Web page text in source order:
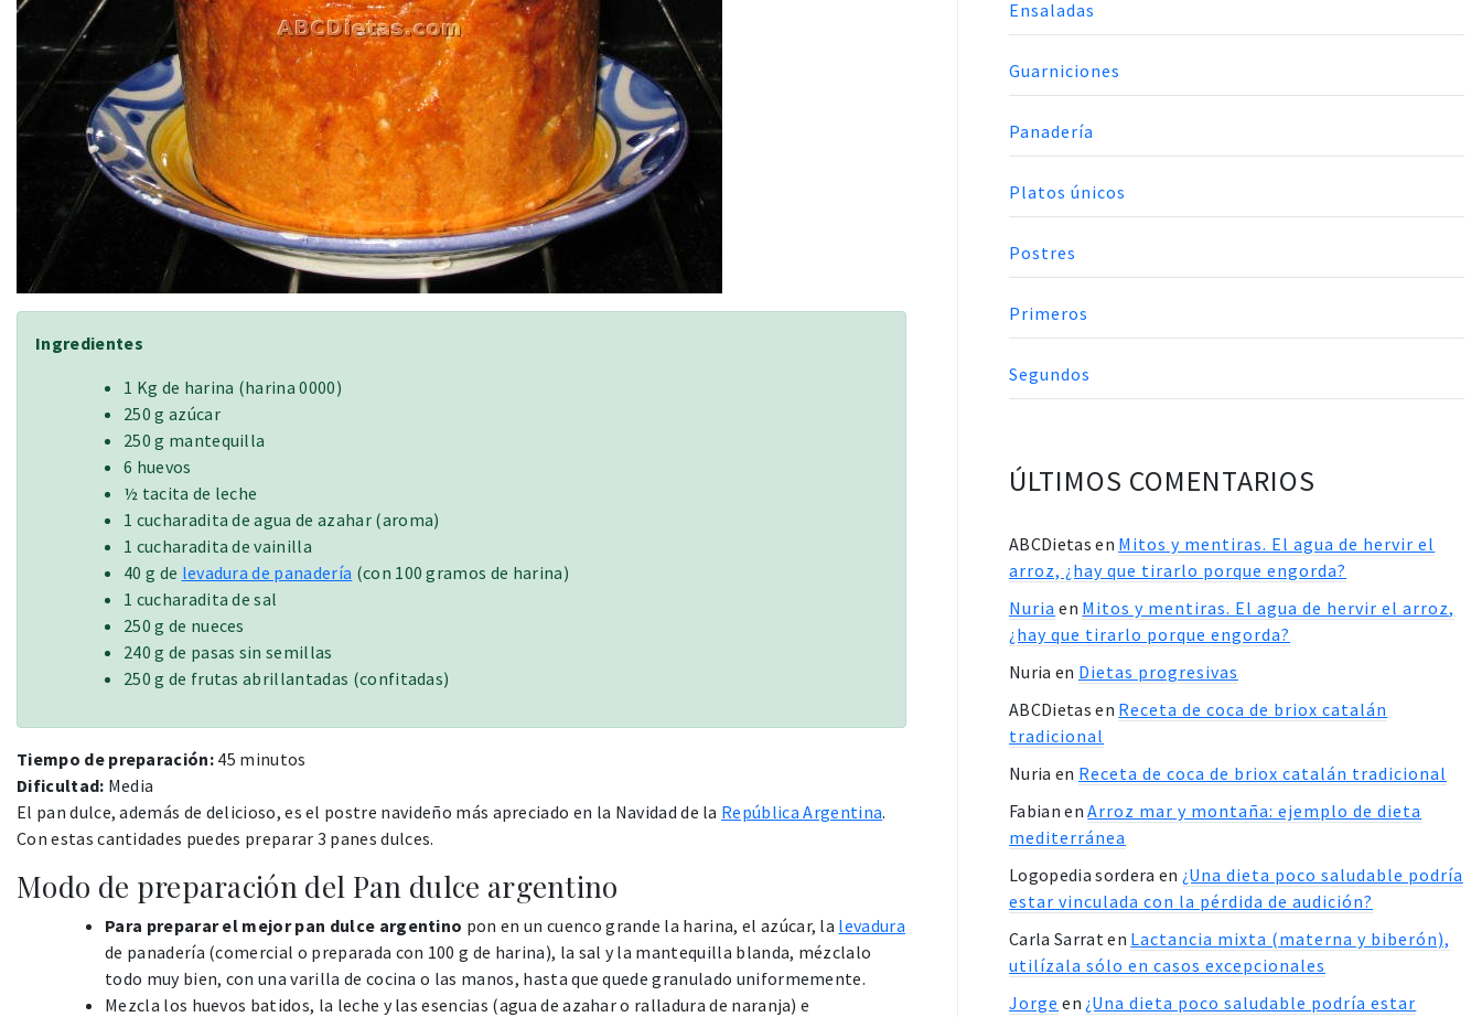
Ingredientes
1 Kg de harina (harina 0000)
250 g azúcar
250 g mantequilla
6 huevos
½ tacita de leche
1 cucharadita de agua de azahar (aroma)
1 cucharadita de vainilla
40 g de levadura de panadería (con 100 gramos de harina)
1 cucharadita de sal
250 g de nueces
240 g de pasas sin semillas
250 g de frutas abrillantadas (confitadas)
Tiempo de preparación: 45 minutos
Dificultad: Media
El pan dulce, además de delicioso, es el postre navideño más apreciado en la Navidad de la República Argentina.
Con estas cantidades puedes preparar 3 panes dulces.
Modo de preparación del Pan dulce argentino
Para preparar el mejor pan dulce argentino pon en un cuenco grande la harina, el azúcar, la levadura
de panadería (comercial o preparada con 100 g de harina), la sal y la mantequilla blanda, mézclalo
todo muy bien, con una varilla de cocina o las manos, hasta que quede granulado uniformemente.
Mezcla los huevos batidos, la leche y las esencias (agua de azahar o ralladura de naranja) e
Ensaladas
Guarniciones
Panadería
Platos únicos
Postres
Primeros
Segundos
ÚLTIMOS COMENTARIOS
ABCDietas en Mitos y mentiras. El agua de hervir el
arroz, ¿hay que tirarlo porque engorda?
Nuria en Mitos y mentiras. El agua de hervir el arroz,
¿hay que tirarlo porque engorda?
Nuria en Dietas progresivas
ABCDietas en Receta de coca de briox catalán
tradicional
Nuria en Receta de coca de briox catalán tradicional
Fabian enArroz mar y montaña: ejemplo de dieta
mediterránea
Logopedia sordera en ¿Una dieta poco saludable podría
estar vinculada con la pérdida de audición?
Carla Sarraten Lactancia mixta (materna y biberón),
utilízala sólo en casos excepcionales
Jorge en ¿Una dieta poco saludable podría estar